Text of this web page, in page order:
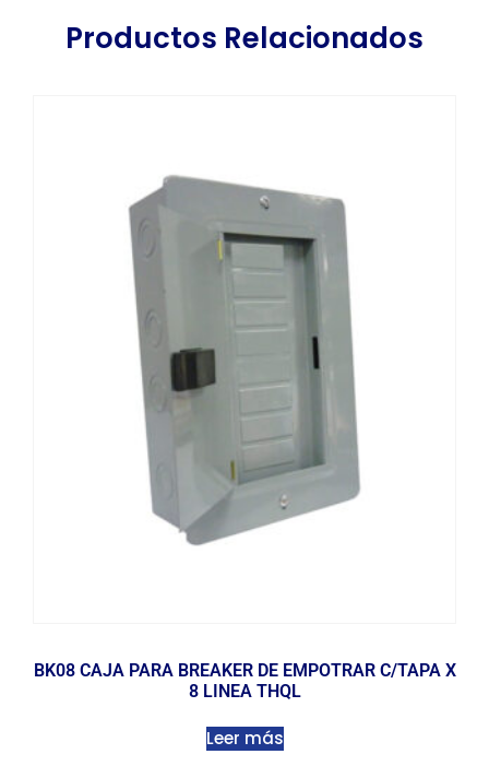
Productos Relacionados
BK08 CAJA PARA BREAKER DE EMPOTRAR C/TAPA X
8 LINEA THQL
Leer más